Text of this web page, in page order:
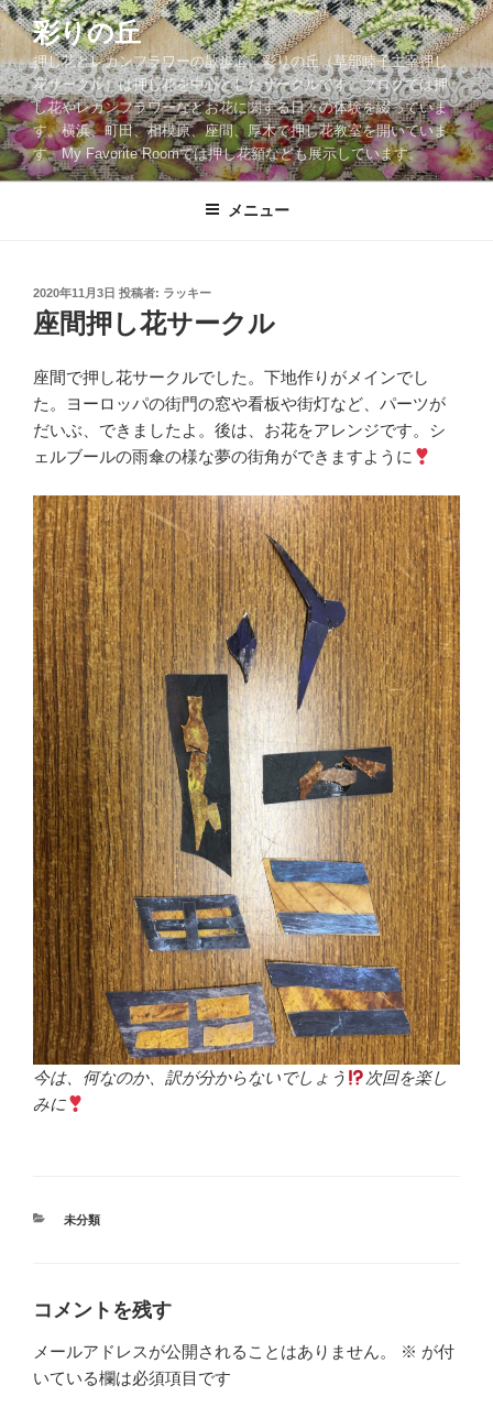
コ
ン
テ
ン
ツ
へ
ス
彩りの丘
押し花とレカンフラワーの散歩道。彩りの丘（草部睦子主宰押し
花サークル）は押し花を中心としたサークルです。ブログでは押
し花やレカンフラワーなどお花に関する日々の体験を綴っていま
す。横浜、町田、相模原、座間、厚木で押し花教室を開いていま
す。My Favorite Roomでは押し花額なども展示しています。
メニュー
投
稿
日:
2020年11月3日 投稿者: ラッキー
座間押し花サークル
座間で押し花サークルでした。下地作りがメインでし
た。ヨーロッパの街門の窓や看板や街灯など、パーツが
だいぶ、できましたよ。後は、お花をアレンジです。シ
ェルブールの雨傘の様な夢の街角ができますように
今は、何なのか、訳が分からないでしょう
次回を楽し
みに
カ
未分類
コメントを残す
メールアドレスが公開されることはありません。 ※ が付
いている欄は必須項目です